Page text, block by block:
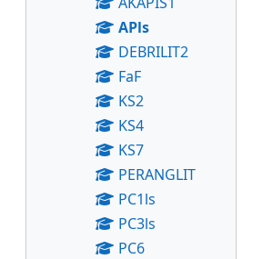
APls
DEBRILIT2
FaF
KS2
KS4
KS7
PERANGLIT
PC1ls
PC3ls
PC6